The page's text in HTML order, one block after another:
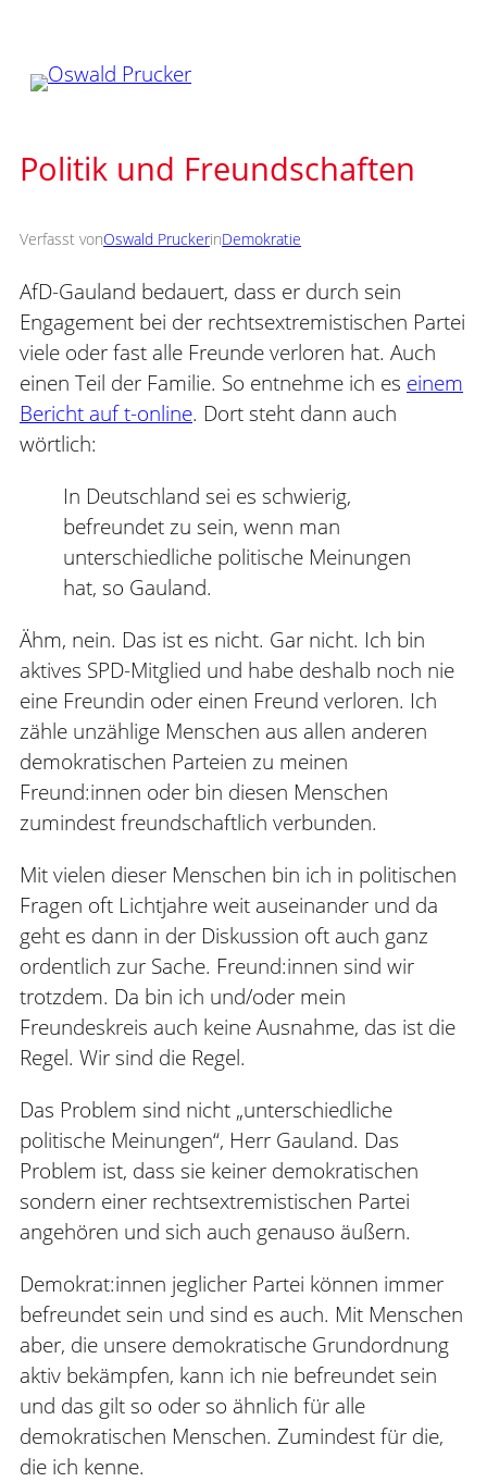
springen
Politik und Freundschaften
Verfasst vonOswald PruckerinDemokratie
AfD-Gauland bedauert, dass er durch sein
Engagement bei der rechtsextremistischen Partei
viele oder fast alle Freunde verloren hat. Auch
einen Teil der Familie. So entnehme ich es einem
Bericht auf t-online. Dort steht dann auch
wörtlich:
In Deutschland sei es schwierig,
befreundet zu sein, wenn man
unterschiedliche politische Meinungen
hat, so Gauland.
Ähm, nein. Das ist es nicht. Gar nicht. Ich bin
aktives SPD-Mitglied und habe deshalb noch nie
eine Freundin oder einen Freund verloren. Ich
zähle unzählige Menschen aus allen anderen
demokratischen Parteien zu meinen
Freund:innen oder bin diesen Menschen
zumindest freundschaftlich verbunden.
Mit vielen dieser Menschen bin ich in politischen
Fragen oft Lichtjahre weit auseinander und da
geht es dann in der Diskussion oft auch ganz
ordentlich zur Sache. Freund:innen sind wir
trotzdem. Da bin ich und/oder mein
Freundeskreis auch keine Ausnahme, das ist die
Regel. Wir sind die Regel.
Das Problem sind nicht „unterschiedliche
politische Meinungen“, Herr Gauland. Das
Problem ist, dass sie keiner demokratischen
sondern einer rechtsextremistischen Partei
angehören und sich auch genauso äußern.
Demokrat:innen jeglicher Partei können immer
befreundet sein und sind es auch. Mit Menschen
aber, die unsere demokratische Grundordnung
aktiv bekämpfen, kann ich nie befreundet sein
und das gilt so oder so ähnlich für alle
demokratischen Menschen. Zumindest für die,
die ich kenne.